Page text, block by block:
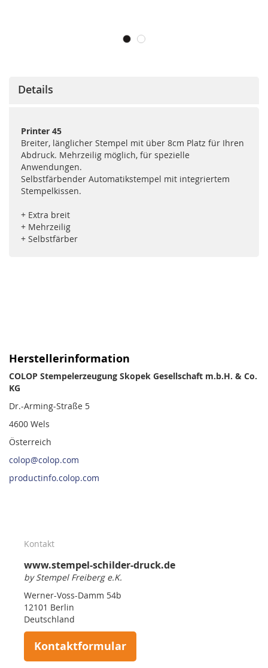
Details
Printer 45
Breiter, länglicher Stempel mit über 8cm Platz für Ihren
Abdruck. Mehrzeilig möglich, für spezielle
Anwendungen.
Selbstfärbender Automatikstempel mit integriertem
Stempelkissen.
+ Extra breit
+ Mehrzeilig
+ Selbstfärber
Herstellerinformation
COLOP Stempelerzeugung Skopek Gesellschaft m.b.H. & Co.
KG
Dr.-Arming-Straße 5
4600 Wels
Österreich
colop@colop.com
productinfo.colop.com
Kontakt
www.stempel-schilder-druck.de
by Stempel Freiberg e.K.
Werner-Voss-Damm 54b
12101 Berlin
Deutschland
Kontaktformular